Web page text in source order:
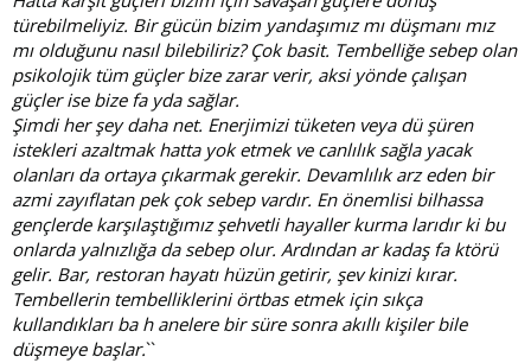
türebilmeliyiz. Bir gücün bizim yandaşımız mı düşmanı mız
mı olduğunu nasıl bilebiliriz? Çok basit. Tembelliğe sebep olan
psikolojik tüm güçler bize zarar verir, aksi yönde çalışan
güçler ise bize fa yda sağlar.
Şimdi her şey daha net. Enerjimizi tüketen veya dü şüren
istekleri azaltmak hatta yok etmek ve canlılık sağla yacak
olanları da ortaya çıkarmak gerekir. Devamlılık arz eden bir
azmi zayıflatan pek çok sebep vardır. En önemlisi bilhassa
gençlerde karşılaştığımız şehvetli hayaller kurma larıdır ki bu
onlarda yalnızlığa da sebep olur. Ardından ar kadaş fa ktörü
gelir. Bar, restoran hayatı hüzün getirir, şev kinizi kırar.
Tembellerin tembelliklerini örtbas etmek için sıkça
kullandıkları ba h anelere bir süre sonra akıllı kişiler bile
düşmeye başlar.``